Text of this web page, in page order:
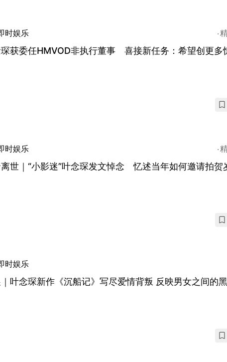
时娱乐
获委任HMVOD非执行董事 喜接新任务：希望创更多
时娱乐
世｜“小影迷”叶念琛发文悼念 忆述当年如何邀请拍贺
时娱乐
书展｜叶念琛新作《沉船记》写尽爱情背叛 反映男